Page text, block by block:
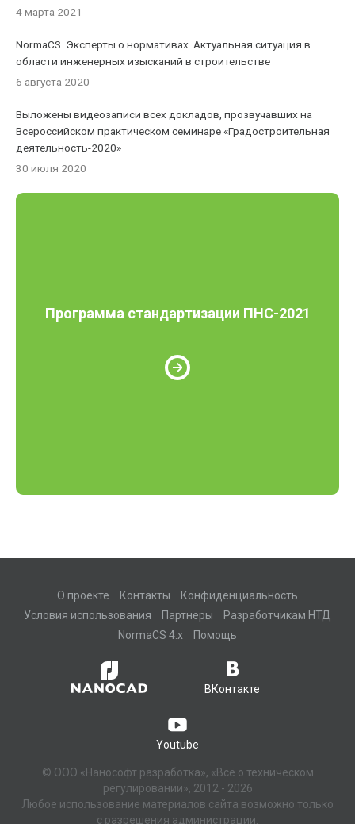
4 марта 2021
NormaCS. Эксперты о нормативах. Актуальная ситуация в
области инженерных изысканий в строительстве
6 августа 2020
Выложены видеозаписи всех докладов, прозвучавших на
Всероссийском практическом семинаре «Градостроительная
деятельность-2020»
30 июля 2020
Программа стандартизации ПНС-2021
О проекте Контакты
Конфиденциальность
Условия использования
Партнеры
Разработчикам НТД
NormaCS 4.x
Помощь
ВКонтакте
Youtube
© ООО «Нанософт разработка», «Всё о техническом
регулировании», 2012 - 2026
Любое использование материалов сайта возможно только
с разрешения администрации.